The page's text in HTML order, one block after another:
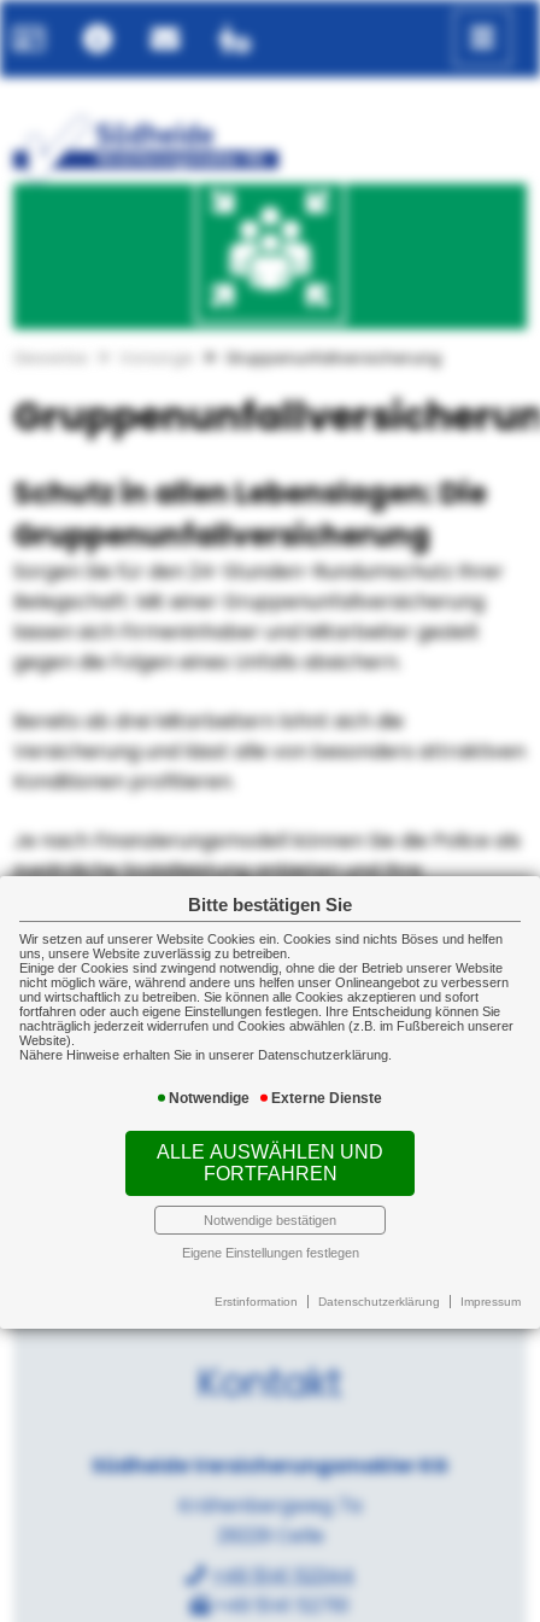
Bitte bestätigen Sie
Wir setzen auf unserer Website Cookies ein. Cookies sind nichts Böses und helfen
uns, unsere Website zuverlässig zu betreiben.
Einige der Cookies sind zwingend notwendig, ohne die der Betrieb unserer Website
nicht möglich wäre, während andere uns helfen unser Onlineangebot zu verbessern
und wirtschaftlich zu betreiben. Sie können alle Cookies akzeptieren und sofort
fortfahren oder auch eigene Einstellungen festlegen. Ihre Entscheidung können Sie
nachträglich jederzeit widerrufen und Cookies abwählen (z.B. im Fußbereich unserer
Website).
Nähere Hinweise erhalten Sie in unserer Datenschutzerklärung.
Notwendige Externe Dienste
ALLE AUSWÄHLEN UND
FORTFAHREN
Notwendige bestätigen
Eigene Einstellungen festlegen
Erstinformation Datenschutzerklärung Impressum
Gruppenunfallversicherung
Schutz in allen Lebenslagen: Die
Gruppenunfallversicherung
Sorgen Sie für den 24-Stunden-Rundumschutz Ihrer
Belegschaft: Mit einer Gruppenunfallversicherung
lassen sich Firmeninhaber und Mitarbeiter gezielt
gegen die Folgen eines Unfalls absichern.
Bereits ab drei Mitarbeitern lohnt sich die
Versicherung und lässt alle von besonders attraktiven
Konditionen profitieren.
Je nach Finanzierungsmodell können Sie die Police als
zusätzliche Sozialleistung anbieten und Ihre
Mitarbeiter dadurch motivieren.
Weiterführende Informationen zu diesem Thema
finden Siehier
Kontakt
Südheide Versicherungsmakler KG
Krähenbergweg 7a
29229 Celle
+49 5141 52344
+49 5141 52761